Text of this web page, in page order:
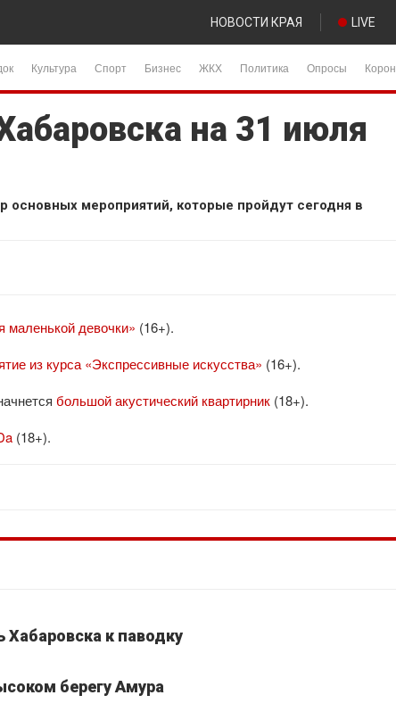
НОВОСТИ КРАЯ LIVE
Культура Спорт Бизнес ЖКХ Политика Опросы
на 31 июля
основных мероприятий, которые пройдут сегодня в
маленькой девочки» (16+).
из курса «Экспрессивные искусства» (16+).
большой акустический квартирник (18+).
(18+).
Хабаровска к паводку
берегу Амура